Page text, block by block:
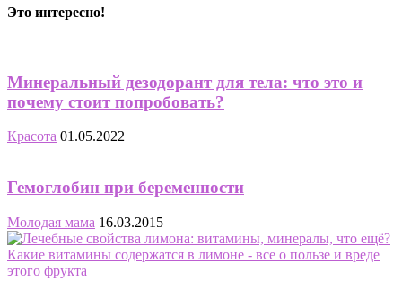
Это интересно!
Минеральный дезодорант для тела: что это и
почему стоит попробовать?
Красота 01.05.2022
Гемоглобин при беременности
Молодая мама 16.03.2015